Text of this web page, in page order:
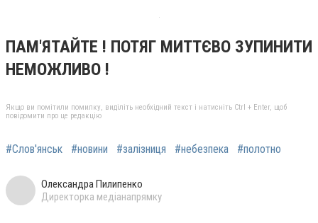
ПАМ'ЯТАЙТЕ ! ПОТЯГ МИТТЄВО ЗУПИНИТИ
НЕМОЖЛИВО !
Якщо ви помітили помилку, виділіть необхідний текст і натисніть Ctrl + Enter, щоб
повідомити про це редакцію
#Слов'янськ #новини #залізниця #небезпека #полотно
Олександра Пилипенко
Директорка медіанапрямку